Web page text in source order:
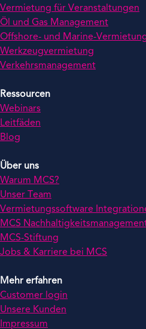
Vermietung für Veranstaltungen
Öl und Gas Management
Offshore- und Marine-
Werkzeugvermietung
Verkehrsmanagement
Ressourcen
Webinars
Leitfäden
Blog
Über uns
Warum MCS?
Unser Team
Vermietungssoftware
MCS
MCS-Stiftung
Jobs & Karriere bei MCS
Mehr erfahren
Customer login
Unsere Kunden
Impressum